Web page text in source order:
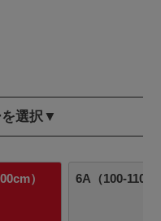
選択▼
） 6A（100-